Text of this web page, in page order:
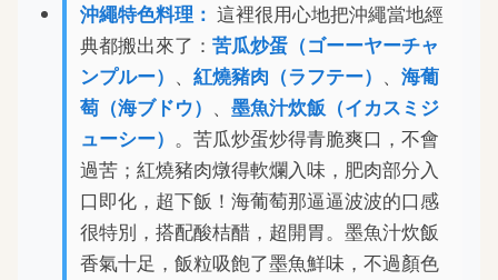
沖繩特色料理： 這裡很用心地把沖繩當地經
典都搬出來了： 苦瓜炒蛋（ゴーーヤーチャ
ンプルー） 、 紅燒豬肉（ラフテー） 、 海葡
萄（海ブドウ） 、 墨魚汁炊飯（イカスミジ
ューシー） 。苦瓜炒蛋炒得青脆爽口，不會
過苦；紅燒豬肉燉得軟爛入味，肥肉部分入
口即化，超下飯！海葡萄那逼逼波波的口感
很特別，搭配酸桔醋，超開胃。墨魚汁炊飯
香氣十足，飯粒吸飽了墨魚鮮味，不過顏色